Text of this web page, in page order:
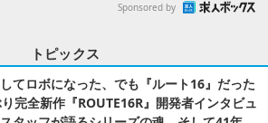
Sponsored by
トピックス
てロボになった、でも『ルート16』だった
完全新作『ROUTE16R』開発者インタビュ